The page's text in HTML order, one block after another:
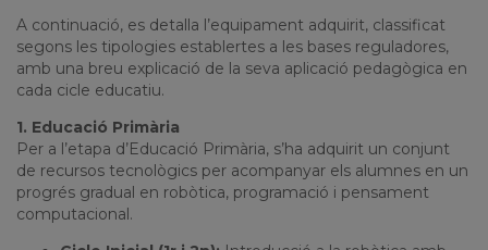
A continuació, es detalla l’equipament adquirit, classificat
segons les tipologies establertes a les bases reguladores,
amb una breu explicació de la seva aplicació pedagògica en
cada cicle educatiu.
1. Educació Primària
Per a l’etapa d’Educació Primària, s’ha adquirit un conjunt
de recursos tecnològics per acompanyar els alumnes en un
progrés gradual en robòtica, programació i pensament
computacional.